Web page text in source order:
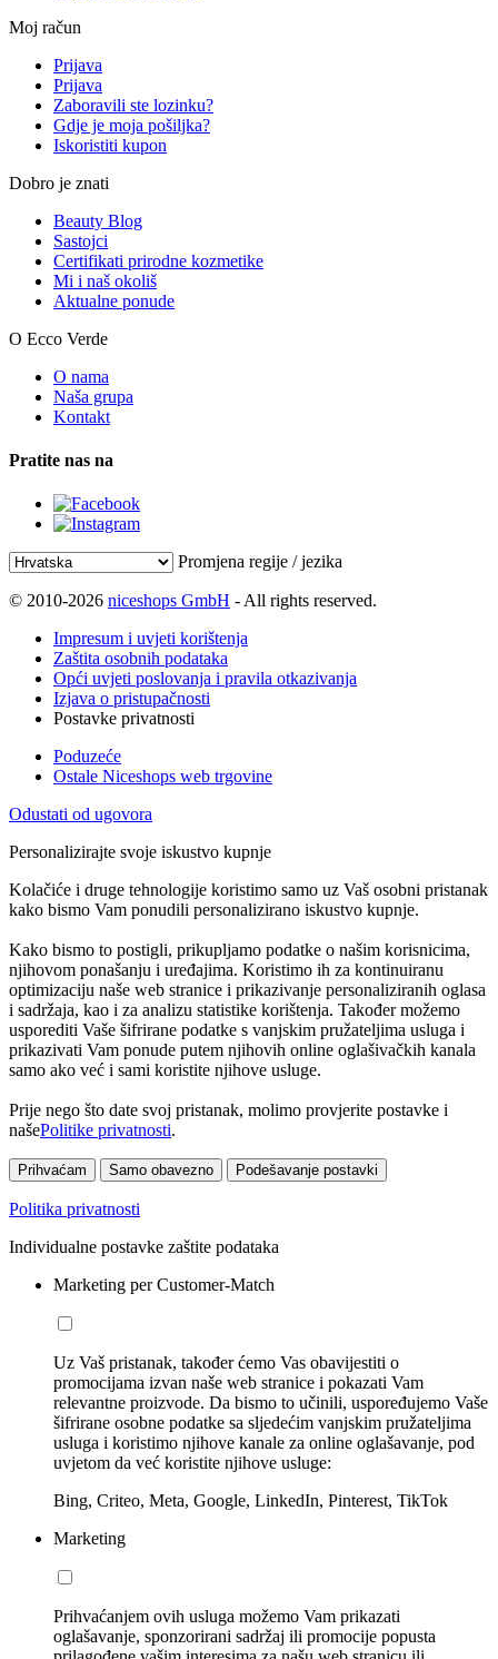
Moj račun
Prijava
Prijava
Zaboravili ste lozinku?
Gdje je moja pošiljka?
Iskoristiti kupon
Dobro je znati
Beauty Blog
Sastojci
Certifikati prirodne kozmetike
Mi i naš okoliš
Aktualne ponude
O Ecco Verde
O nama
Naša grupa
Kontakt
Pratite nas na
Promjena regije / jezika
© 2010-2026 niceshops GmbH - All rights reserved.
Impresum i uvjeti korištenja
Zaštita osobnih podataka
Opći uvjeti poslovanja i pravila otkazivanja
Izjava o pristupačnosti
Postavke privatnosti
Poduzeće
Ostale Niceshops web trgovine
Odustati od ugovora
Personalizirajte svoje iskustvo kupnje
Kolačiće i druge tehnologije koristimo samo uz Vaš osobni pristanak
kako bismo Vam ponudili personalizirano iskustvo kupnje.
Kako bismo to postigli, prikupljamo podatke o našim korisnicima,
njihovom ponašanju i uređajima. Koristimo ih za kontinuiranu
optimizaciju naše web stranice i prikazivanje personaliziranih oglasa
i sadržaja, kao i za analizu statistike korištenja. Također možemo
usporediti Vaše šifrirane podatke s vanjskim pružateljima usluga i
prikazivati Vam ponude putem njihovih online oglašivačkih kanala
samo ako već i sami koristite njihove usluge.
Prije nego što date svoj pristanak, molimo provjerite postavke i
našePolitike privatnosti.
Prihvaćam Samo obavezno Podešavanje postavki
Politika privatnosti
Individualne postavke zaštite podataka
Marketing per Customer-Match
Uz Vaš pristanak, također ćemo Vas obavijestiti o
promocijama izvan naše web stranice i pokazati Vam
relevantne proizvode. Da bismo to učinili, uspoređujemo Vaše
šifrirane osobne podatke sa sljedećim vanjskim pružateljima
usluga i koristimo njihove kanale za online oglašavanje, pod
uvjetom da već koristite njihove usluge:
Bing, Criteo, Meta, Google, LinkedIn, Pinterest, TikTok
Marketing
Prihvaćanjem ovih usluga možemo Vam prikazati
oglašavanje, sponzorirani sadržaj ili promocije popusta